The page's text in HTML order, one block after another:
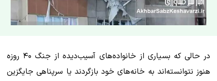
در حالی که بسیاری از خانواده‌های آسیب‌دیده از جنگ ۴۰ روزه
هنوز نتوانسته‌اند به خانه‌های خود بازگردند یا سرپناهی جایگزین